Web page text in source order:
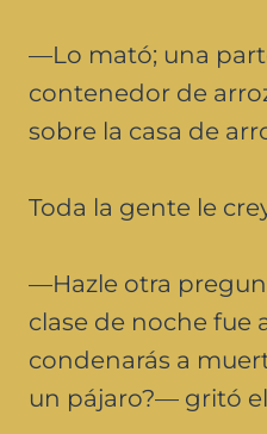
—Lo mató; una
contenedor de
sobre la casa de
Toda la gente le
—Hazle otra
clase de noche fue
condenarás a
un pájaro?— gritó